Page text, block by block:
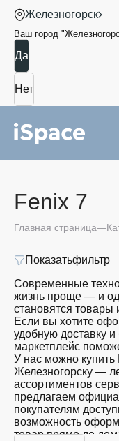
Железногорск
Ваш город "
Fenix 7
Главная страница
Показатьфильтр
Современные
жизнь проще — и
становятся товары
Если вы хотите
удобную доставку
маркетплейс
У нас можно купить
Железногорску —
ассортиментов
предлагаем
покупателям
возможность
товар прямо до